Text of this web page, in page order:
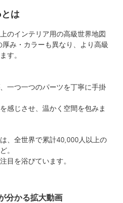
は
のインテリア用の高級世界地図
み・カラーも異なり、より高級
す。
一つ一つのパーツを丁寧に手掛
感じさせ、温かく空間を包みま
、全世界で累計40,000人以上の
。
目を浴びています。
分かる拡大動画